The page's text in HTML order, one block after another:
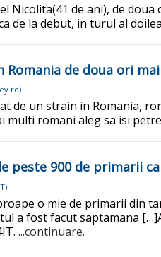
Nicolita(41 de ani), de doua
de la debut, in turul al
de doua ori
)
de un strain in Romania,
multi romani aleg sa isi
peste 900 de primarii
)
o mie de primarii din
a fost facut saptamana
...continuare.